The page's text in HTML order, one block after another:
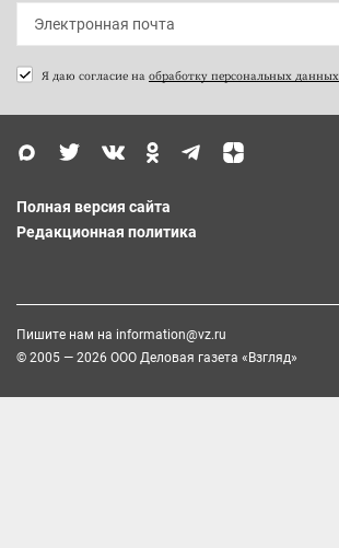
Я даю согласие на обработку персональных данных
Полная версия сайта
Редакционная политика
Пишите нам на information@vz.ru
© 2005 — 2026 ООО Деловая газета «Взгляд»